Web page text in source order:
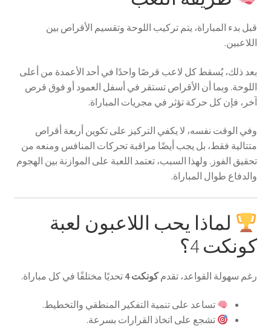
قبل بدء المباراة، يتم تركيب اللوحة وتقسيم الأقراص بين
اللاعبين.
بعد ذلك، يُسقط كل لاعب قرصًا واحدًا في أحد الأعمدة من أعلى
اللوحة. وبما أن الأقراص تستقر في أسفل العمود أو فوق قرص
آخر، فإن كل حركة تؤثر في مجريات المباراة.
وفي الوقت نفسه، لا يكفي التركيز على تكوين أربعة أقراص
متتالية فقط، بل يجب أيضًا مراقبة تحركات المنافس ومنعه من
تحقيق الفوز. ولهذا السبب، تعتمد اللعبة على الموازنة بين الهجوم
والدفاع طوال المباراة.
لماذا يحب اللاعبون لعبة
كونكت 4؟
رغم سهولة القواعد، تقدمكونكت 4 تحديًا مختلفًا في كل مباراة.
تساعد على تنمية التفكير المنطقي والتخطيط.
تشجع على اتخاذ القرارات بسرعة.